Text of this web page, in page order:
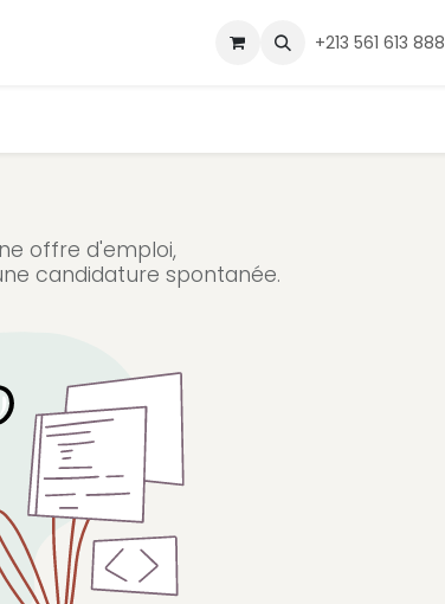
Nos secteurs Contact
+213 561 613 888
offre d'emploi,
candidature spontanée.